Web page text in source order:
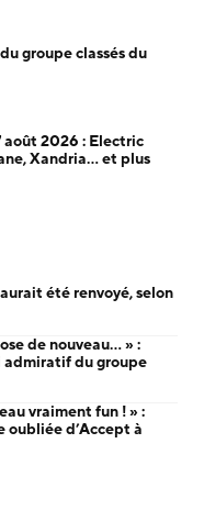
groupe classés du
août 2026 : Electric
Xandria… et plus
été renvoyé, selon
de nouveau… » :
admiratif du groupe
vraiment fun ! » :
oubliée d’Accept à